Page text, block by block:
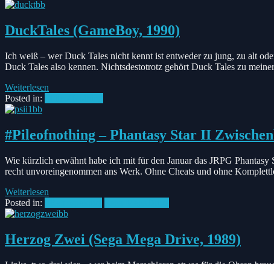
DuckTales (GameBoy, 1990)
Ich weiß – wer Duck Tales nicht kennt ist entweder zu jung, zu alt
Duck Tales also kennen. Nichtsdestotrotz gehört Duck Tales zu
Weiterlesen
Posted in:
#Pileofnothing – Phantasy Star II
Wie kürzlich erwähnt habe ich mit für den Januar das JRPG
recht unvoreingenommen ans Werk. Ohne Cheats und ohne
Weiterlesen
Posted in:
Herzog Zwei (Sega Mega Drive, 1989)